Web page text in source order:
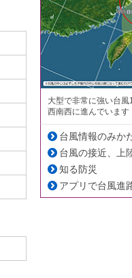
大型で非常に強い台
西南西に進んでいます
台風情報のみか
台風の接近、上
知る防災
アプリで台風進